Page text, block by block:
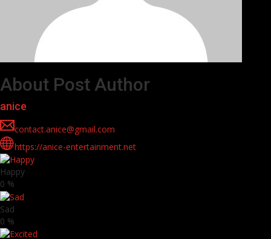
About Post Author
anice
contact.anice@gmail.com
https://anice-entertainment.net
Happy
0 %
Sad
0 %